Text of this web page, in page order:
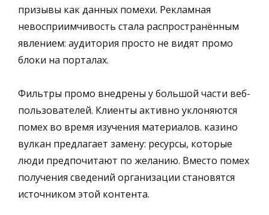
призывы как данных помехи. Рекламная
невосприимчивость стала распространённым
явлением: аудитория просто не видят промо
блоки на порталах.
Фильтры промо внедрены у большой части веб-
пользователей. Клиенты активно уклоняются
помех во время изучения материалов. казино
вулкан предлагает замену: ресурсы, которые
люди предпочитают по желанию. Вместо помех
получения сведений организации становятся
источником этой контента.